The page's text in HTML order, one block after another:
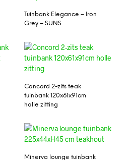
Tuinbank Elegance – Iron
Grey – SUNS
Concord 2-zits teak
tuinbank 120x61x91cm
holle zitting
Minerva lounge tuinbank